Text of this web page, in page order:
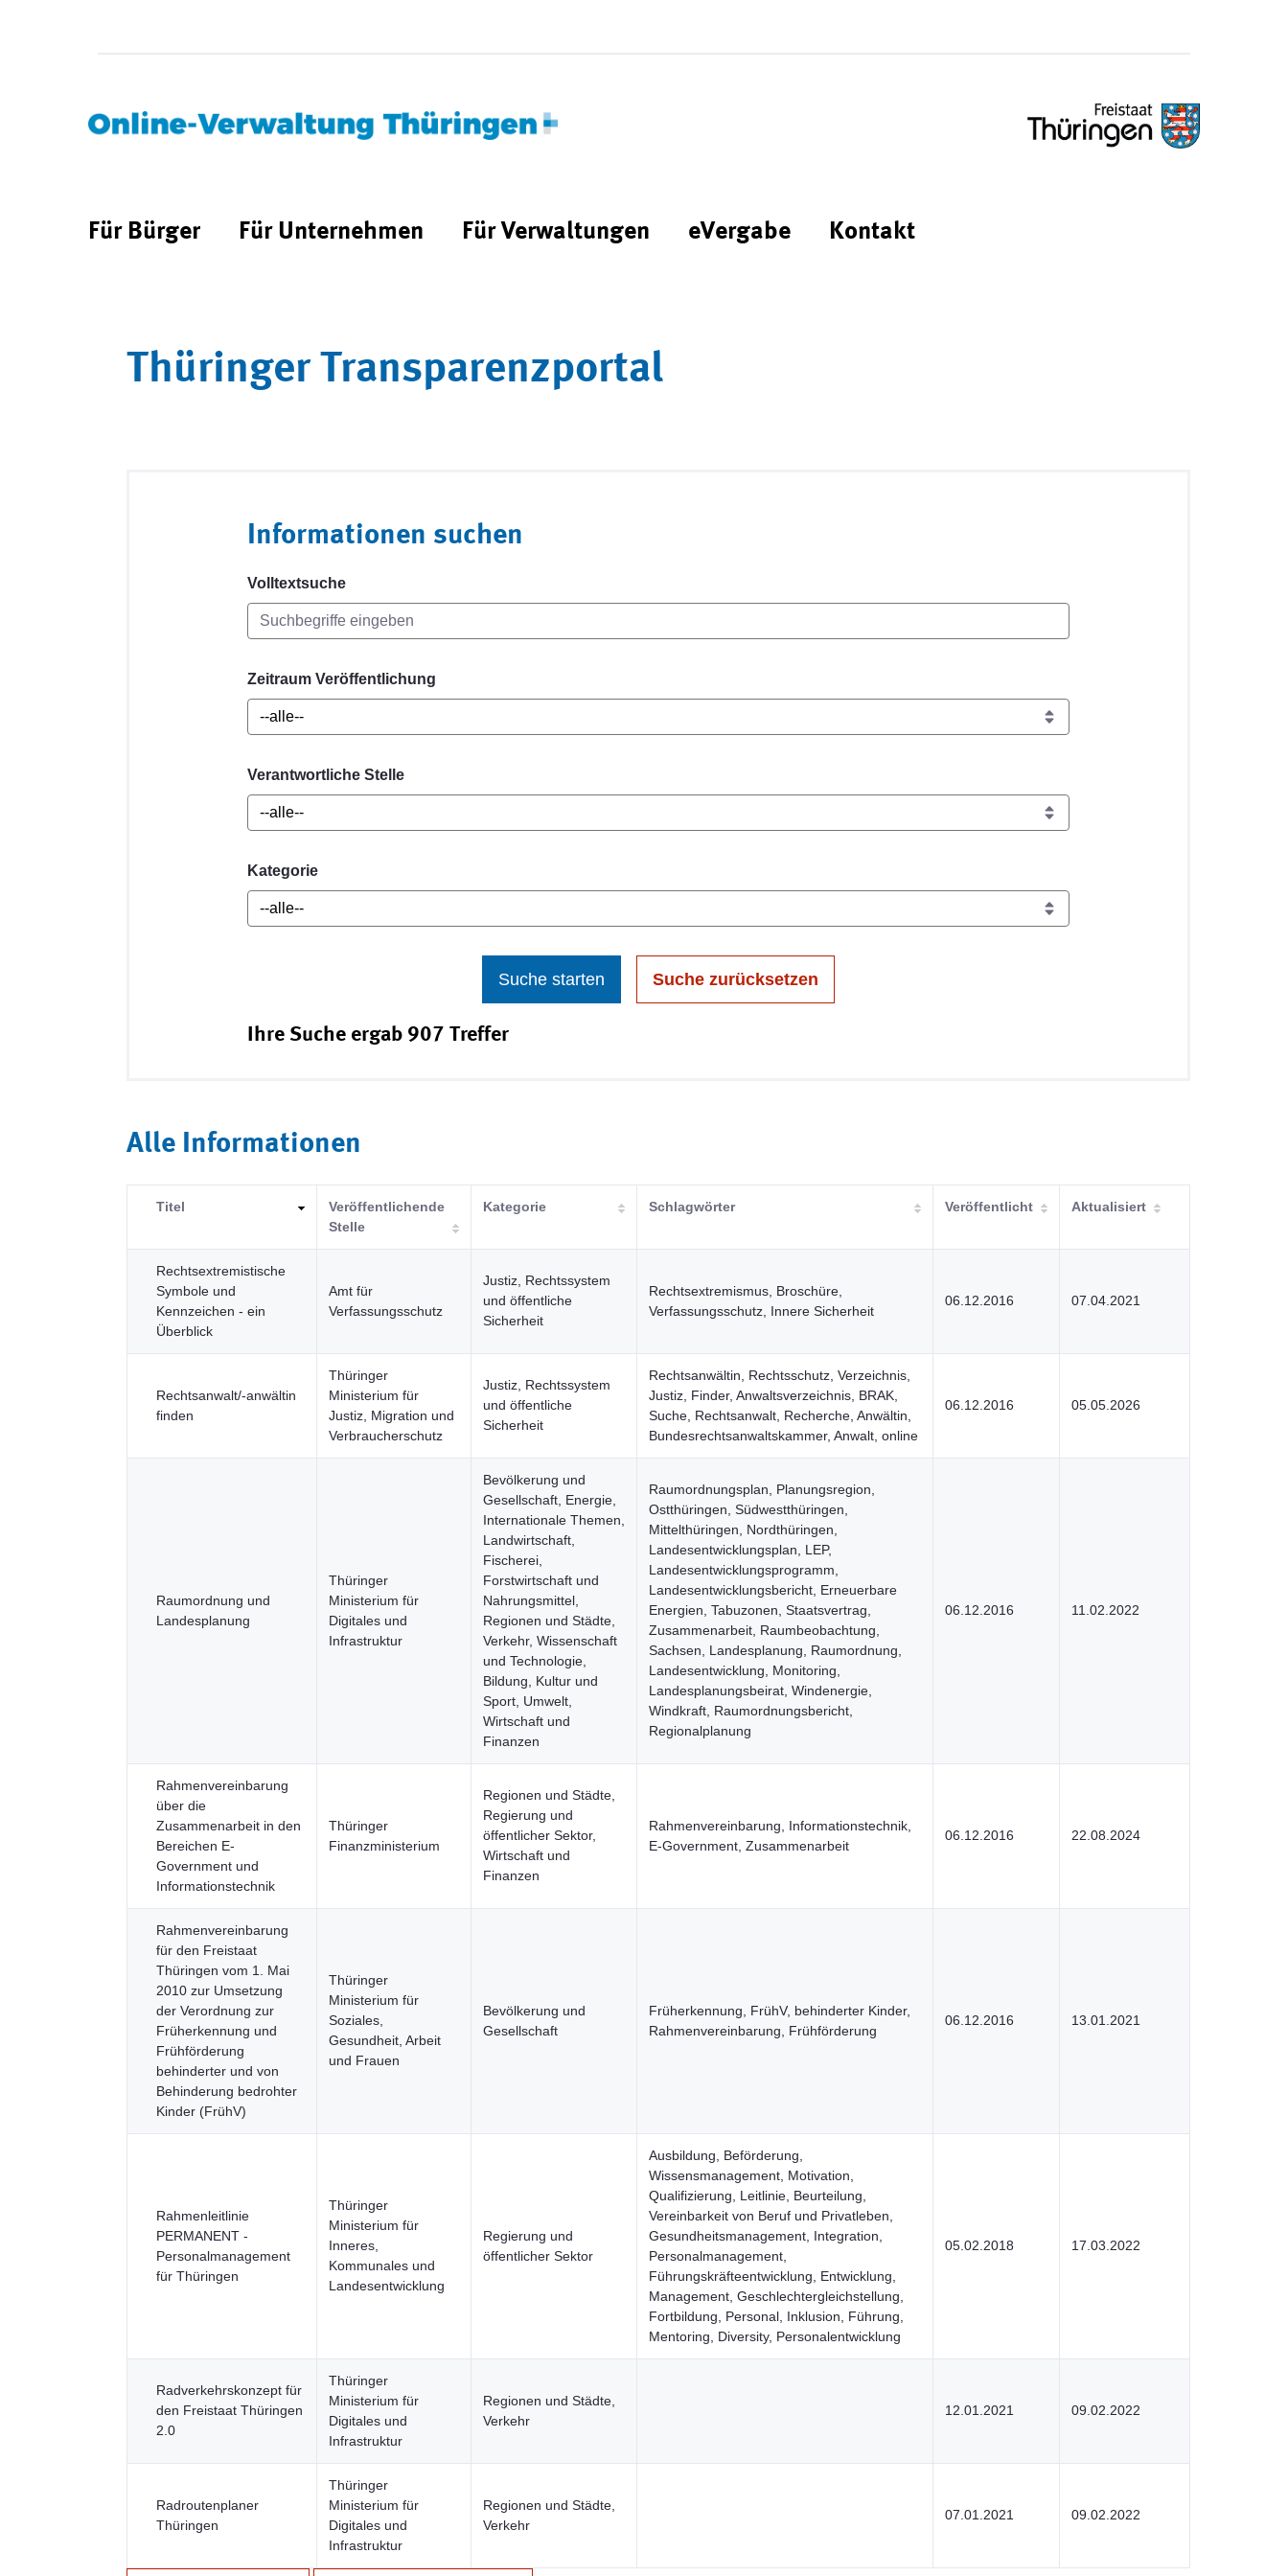
Für Bürger Für Unternehmen Für Verwaltungen eVergabe Kontakt
Thüringer Transparenzportal
Informationen suchen
Volltextsuche
Zeitraum Veröffentlichung
Verantwortliche Stelle
Kategorie
Suche starten Suche zurücksetzen
Ihre Suche ergab 907 Treffer
Alle Informationen
Titel
Veröffentlichende
Stelle
Kategorie Schlagwörter Veröffentlicht Aktualisiert
Rechtsextremistische
Symbole und
Kennzeichen - ein
Überblick
Amt für
Verfassungsschutz
Justiz, Rechtssystem
und öffentliche
Sicherheit
Rechtsextremismus, Broschüre,
Verfassungsschutz, Innere Sicherheit
06.12.2016 07.04.2021
Rechtsanwalt/-anwältin
finden
Thüringer
Ministerium für
Justiz, Migration und
Verbraucherschutz
Justiz, Rechtssystem
und öffentliche
Sicherheit
Rechtsanwältin, Rechtsschutz, Verzeichnis,
Justiz, Finder, Anwaltsverzeichnis, BRAK,
Suche, Rechtsanwalt, Recherche, Anwältin,
Bundesrechtsanwaltskammer, Anwalt, online
06.12.2016 05.05.2026
Raumordnung und
Landesplanung
Thüringer
Ministerium für
Digitales und
Infrastruktur
Bevölkerung und
Gesellschaft, Energie,
Internationale Themen,
Landwirtschaft,
Fischerei,
Forstwirtschaft und
Nahrungsmittel,
Regionen und Städte,
Verkehr, Wissenschaft
und Technologie,
Bildung, Kultur und
Sport, Umwelt,
Wirtschaft und
Finanzen
Raumordnungsplan, Planungsregion,
Ostthüringen, Südwestthüringen,
Mittelthüringen, Nordthüringen,
Landesentwicklungsplan, LEP,
Landesentwicklungsprogramm,
Landesentwicklungsbericht, Erneuerbare
Energien, Tabuzonen, Staatsvertrag,
Zusammenarbeit, Raumbeobachtung,
Sachsen, Landesplanung, Raumordnung,
Landesentwicklung, Monitoring,
Landesplanungsbeirat, Windenergie,
Windkraft, Raumordnungsbericht,
Regionalplanung
06.12.2016 11.02.2022
Rahmenvereinbarung
über die
Zusammenarbeit in den
Bereichen E-
Government und
Informationstechnik
Thüringer
Finanzministerium
Regionen und Städte,
Regierung und
öffentlicher Sektor,
Wirtschaft und
Finanzen
Rahmenvereinbarung, Informationstechnik,
E-Government, Zusammenarbeit
06.12.2016 22.08.2024
Rahmenvereinbarung
für den Freistaat
Thüringen vom 1. Mai
2010 zur Umsetzung
der Verordnung zur
Früherkennung und
Frühförderung
behinderter und von
Behinderung bedrohter
Kinder (FrühV)
Thüringer
Ministerium für
Soziales,
Gesundheit, Arbeit
und Frauen
Bevölkerung und
Gesellschaft
Früherkennung, FrühV, behinderter Kinder,
Rahmenvereinbarung, Frühförderung
06.12.2016 13.01.2021
Rahmenleitlinie
PERMANENT -
Personalmanagement
für Thüringen
Thüringer
Ministerium für
Inneres,
Kommunales und
Landesentwicklung
Regierung und
öffentlicher Sektor
Ausbildung, Beförderung,
Wissensmanagement, Motivation,
Qualifizierung, Leitlinie, Beurteilung,
Vereinbarkeit von Beruf und Privatleben,
Gesundheitsmanagement, Integration,
Personalmanagement,
Führungskräfteentwicklung, Entwicklung,
Management, Geschlechtergleichstellung,
Fortbildung, Personal, Inklusion, Führung,
Mentoring, Diversity, Personalentwicklung
05.02.2018 17.03.2022
Radverkehrskonzept für
den Freistaat Thüringen
2.0
Thüringer
Ministerium für
Digitales und
Infrastruktur
Regionen und Städte,
Verkehr
12.01.2021 09.02.2022
Radroutenplaner
Thüringen
Thüringer
Ministerium für
Digitales und
Infrastruktur
Regionen und Städte,
Verkehr
07.01.2021 09.02.2022